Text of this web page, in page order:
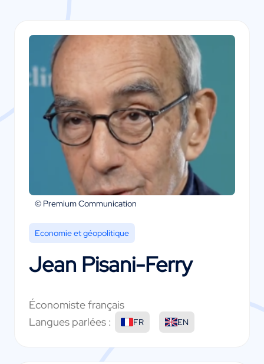
© Premium Communication
Economie et géopolitique
Jean Pisani-Ferry
Économiste français
Langues parlées :
FR EN